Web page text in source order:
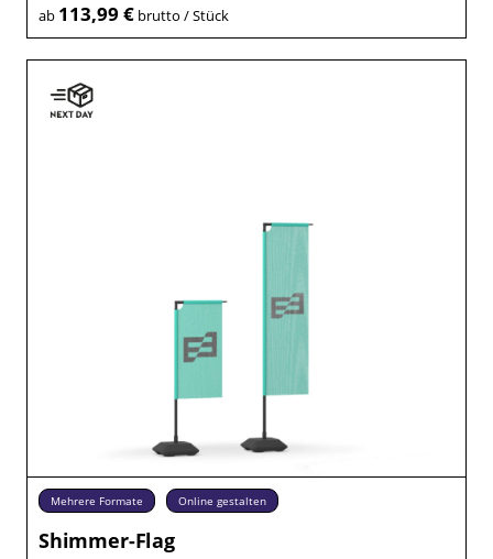
ab 113,99 €brutto / Stück
Mehrere Formate Online gestalten
Shimmer-Flag